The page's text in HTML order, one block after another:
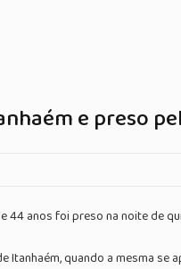
e preso
44 anos foi preso na noite de
quando a mesma